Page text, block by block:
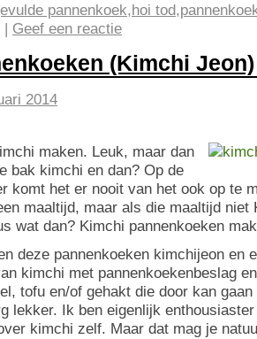
pannenkoek,hoi tod,
| Geef een reactie
(Kimchi Jeon)
2014
maken. Leuk, maar dan
bak kimchi en dan? Op de
komt het er nooit van het ook op te
maaltijd, maar als die maaltijd niet
wat dan? Kimchi pannenkoeken
deze pannenkoeken kimchijeon en
kimchi met pannenkoekenbeslag
tofu en/of gehakt die door kan
lekker. Ik ben eigenlijk
kimchi zelf. Maar dat mag je